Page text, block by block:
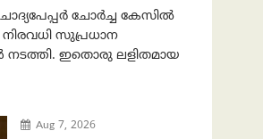
ചോർച്ച കേസിൽ
സുപ്രധാന
നടത്തി. ഇതൊരു ലളിതമായ
Aug 7, 2026